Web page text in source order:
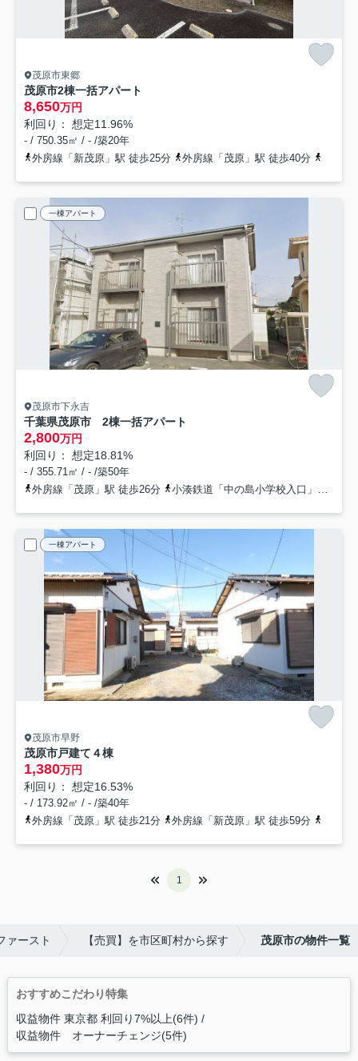
茂原市東郷
茂原市2棟一括アパート
8,650万円
利回り： 想定11.96%
- / 750.35㎡ / - /築20年
外房線「新茂原」駅 徒歩25分
外房線「茂原」駅 徒歩40分
一棟アパート
茂原市下永吉
千葉県茂原市 2棟一括アパート
2,800万円
利回り： 想定18.81%
- / 355.71㎡ / - /築50年
外房線「茂原」駅 徒歩26分
小湊鉄道「中の島小学校入口」バス停下車 徒歩7分
一棟アパート
茂原市早野
茂原市戸建て４棟
1,380万円
利回り： 想定16.53%
- / 173.92㎡ / - /築40年
外房線「茂原」駅 徒歩21分
外房線「新茂原」駅 徒歩59分
1
ァースト 【売買】を市区町村から探す 茂原市の物件一覧
おすすめこだわり特集
収益物件 東京都 利回り7%以上(6件)
収益物件 オーナーチェンジ(5件)